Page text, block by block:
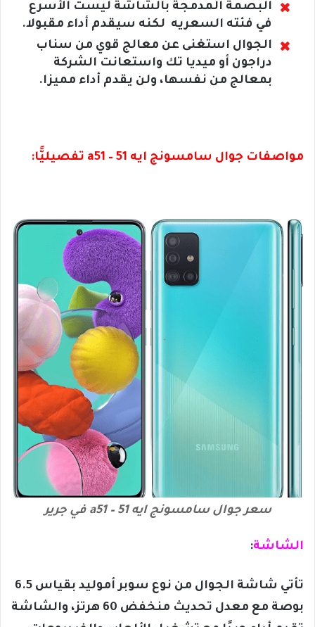
البصمة المدمجة بالشاشة ليست الأسرع
في فئته السعريه لكنه سيقدم أداء مقبولا.
الجوال استغنى عن معالج قوي من سناب
دراجون أو ميديا تك واستعانت الشركة
بمعالج من نفسها، ولن يقدم أداء مميزا.
مواصفات جوال سامسونج ايه 51 – a51 تفصيليًّا:
سعر جوال سامسونج ايه 51 – a51 في جرير
الشاشة:
تأتي شاشة الجوال من نوع سوبر أموليد بقياس 6.5
بوصة مع معدل تحديث منخفض 60 هرتز، والشاشة